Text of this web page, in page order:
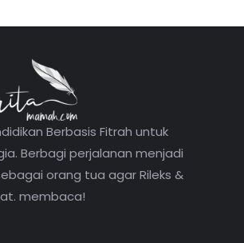
Berbasis Fitrah untuk
Berbagi perjalanan menjadi
orang tua agar Rileks &
membaca!